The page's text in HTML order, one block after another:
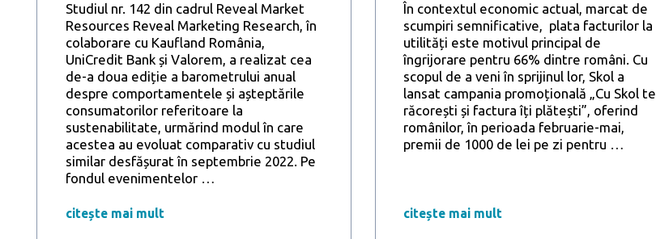
Studiul nr. 142 din cadrul Reveal Market
Resources Reveal Marketing Research, în
colaborare cu Kaufland România,
UniCredit Bank și Valorem, a realizat cea
de-a doua ediție a barometrului anual
despre comportamentele și așteptările
consumatorilor referitoare la
sustenabilitate, urmărind modul în care
acestea au evoluat comparativ cu studiul
similar desfășurat în septembrie 2022. Pe
fondul evenimentelor …
citește mai mult
În contextul economic actual, marcat de
scumpiri semnificative, plata facturilor la
utilități este motivul principal de
îngrijorare pentru 66% dintre români. Cu
scopul de a veni în sprijinul lor, Skol a
lansat campania promoțională „Cu Skol te
răcorești și factura îți plătești”, oferind
românilor, în perioada februarie-mai,
premii de 1000 de lei pe zi pentru …
citește mai mult